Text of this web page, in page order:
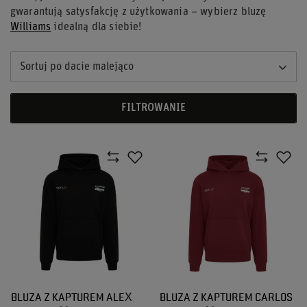
gwarantują satysfakcję z użytkowania – wybierz bluzę
Williams idealną dla siebie!
Sortuj po dacie malejąco
FILTROWANIE
BLUZA Z KAPTUREM ALEX
BLUZA Z KAPTUREM CARLOS